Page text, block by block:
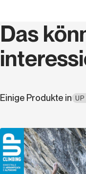
Seiten
Höhe (cm)
Seriencode
Sprache
Das
Einige Produkte in